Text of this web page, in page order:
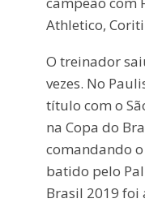
Athletico,
O treinador
vezes. No
título com o
na Copa do
comandando
batido pelo
Brasil 2019 foi